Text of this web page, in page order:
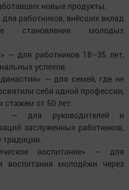
новые продукты.
работников, внёсших вклад
становление молодых
— для работников 18–35 лет,
успехов.
— для семей, где не
себя одной профессии,
от 50 лет.
— для руководителей и
заслуженных работников,
воспитание» — для
воспитания молодёжи через